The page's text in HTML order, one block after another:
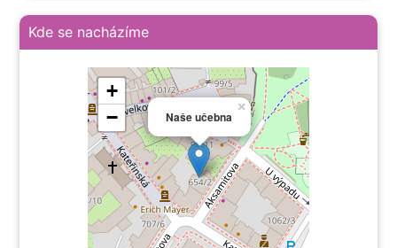
Kde se nacházíme
Naše učebna
×
+
−